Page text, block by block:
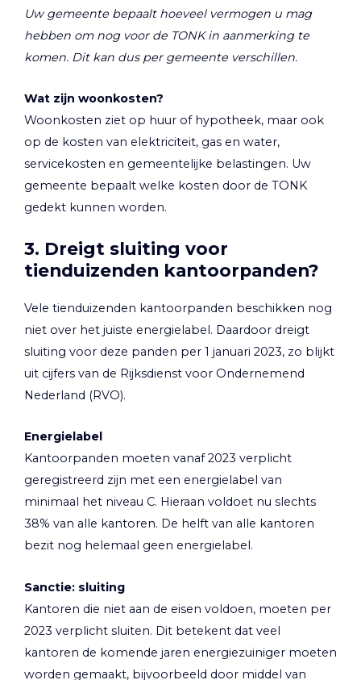
Uw gemeente bepaalt hoeveel vermogen u mag
hebben om nog voor de TONK in aanmerking te
komen. Dit kan dus per gemeente verschillen.
Wat zijn woonkosten?
Woonkosten ziet op huur of hypotheek, maar ook
op de kosten van elektriciteit, gas en water,
servicekosten en gemeentelijke belastingen. Uw
gemeente bepaalt welke kosten door de TONK
gedekt kunnen worden.
3. Dreigt sluiting voor
tienduizenden kantoorpanden?
Vele tienduizenden kantoorpanden beschikken nog
niet over het juiste energielabel. Daardoor dreigt
sluiting voor deze panden per 1 januari 2023, zo blijkt
uit cijfers van de Rijksdienst voor Ondernemend
Nederland (RVO).
Energielabel
Kantoorpanden moeten vanaf 2023 verplicht
geregistreerd zijn met een energielabel van
minimaal het niveau C. Hieraan voldoet nu slechts
38% van alle kantoren. De helft van alle kantoren
bezit nog helemaal geen energielabel.
Sanctie: sluiting
Kantoren die niet aan de eisen voldoen, moeten per
2023 verplicht sluiten. Dit betekent dat veel
kantoren de komende jaren energiezuiniger moeten
worden gemaakt, bijvoorbeeld door middel van